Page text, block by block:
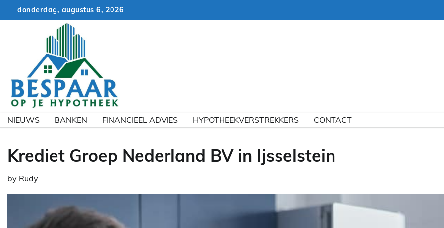
donderdag, augustus 6, 2026
NIEUWS BANKEN FINANCIEEL ADVIES HYPOTHEEKVERSTREKKERS CONTACT
Krediet Groep Nederland BV in Ijsselstein
by Rudy